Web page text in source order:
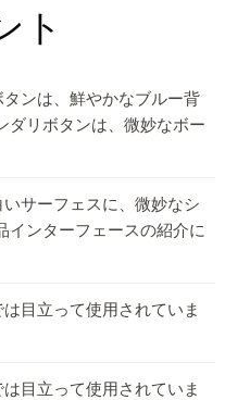
ト
ンは、鮮やかなブルー背
ダリボタンは、微妙なボー
サーフェスに、微妙なシ
インターフェースの紹介に
目立って使用されていま
目立って使用されていま